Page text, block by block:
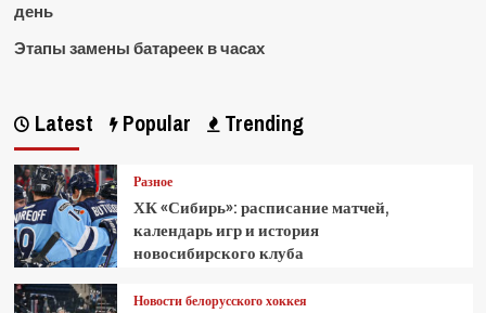
день
Этапы замены батареек в часах
Latest Popular Trending
Разное
ХК «Сибирь»: расписание матчей,
календарь игр и история
новосибирского клуба
Новости белорусского хоккея